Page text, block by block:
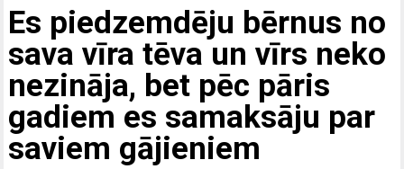
Es piedzemdēju bērnus no
sava vīra tēva un vīrs neko
nezināja, bet pēc pāris
gadiem es samaksāju par
saviem gājieniem